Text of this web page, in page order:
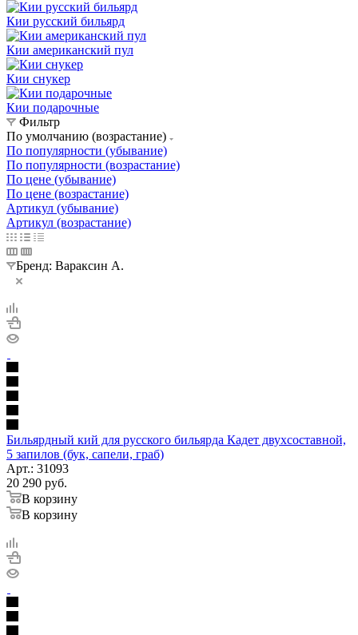
Кии русский бильярд
Кии американский пул
Кии снукер
Кии подарочные
Фильтр
По умолчанию (возрастание)
По популярности (убывание)
По популярности (возрастание)
По цене (убывание)
По цене (возрастание)
Артикул (убывание)
Артикул (возрастание)
Бренд: Вараксин А.
Бильярдный кий для русского бильярда Кадет двухсоставной,
5 запилов (бук, сапели, граб)
Арт.: 31093
20 290 руб.
В корзину
В корзину